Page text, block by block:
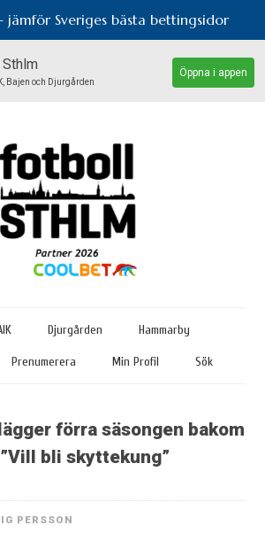
jämför Sveriges bästa bettingsidor
Bajen och Djurgården
Öppna i appen
Djurgården Hammarby
Prenumerera Min Profil Sök
förra säsongen bakom
bli skyttekung”
PERSSON